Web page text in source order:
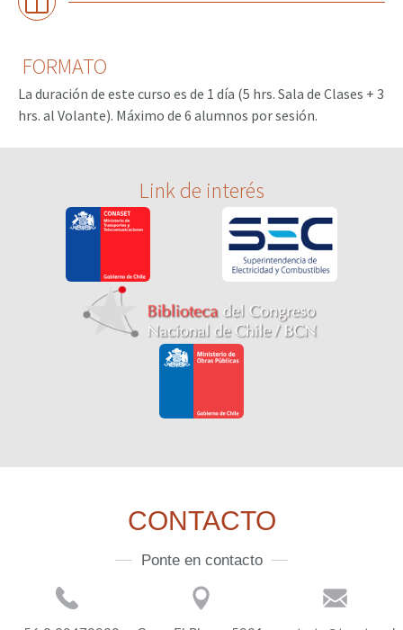
FORMATO
La duración de este curso es de 1 día (5 hrs. Sala de Clases + 3
hrs. al Volante). Máximo de 6 alumnos por sesión.
Link de interés
CONTACTO
Ponte en contacto